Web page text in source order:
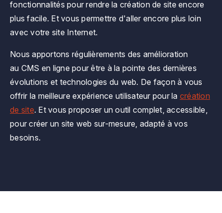
fonctionnalités pour rendre la création de site encore
plus facile. Et vous permettre d'aller encore plus loin
avec votre site Internet.
Nous apportons régulièrements des amélioration
au CMS en ligne pour être à la pointe des dernières
évolutions et technologies du web. De façon à vous
offrir la meilleure expérience utilisateur pour la création
de site. Et vous proposer un outil complet, accessible,
pour créer un site web sur-mesure, adapté à vos
besoins.